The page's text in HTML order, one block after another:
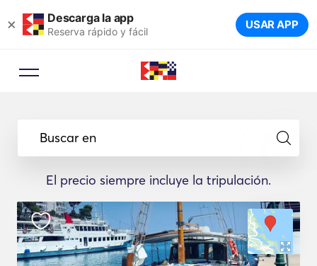
× Descarga la app
Reserva rápido y fácil USAR APP
Buscar en
El precio siempre incluye la tripulación.